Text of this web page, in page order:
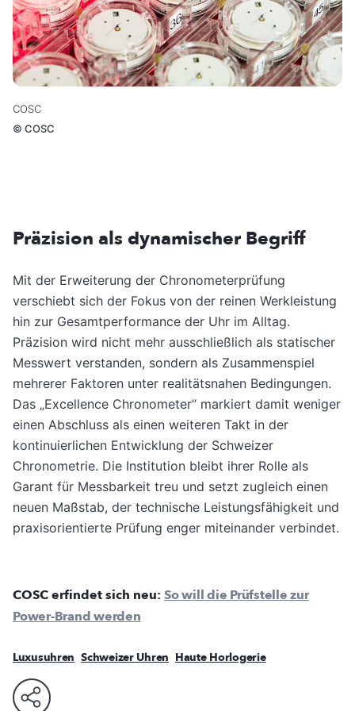
COSC
© COSC
Präzision als dynamischer Begriff
Mit der Erweiterung der Chronometerprüfung
verschiebt sich der Fokus von der reinen Werkleistung
hin zur Gesamtperformance der Uhr im Alltag.
Präzision wird nicht mehr ausschließlich als statischer
Messwert verstanden, sondern als Zusammenspiel
mehrerer Faktoren unter realitätsnahen Bedingungen.
Das „Excellence Chronometer“ markiert damit weniger
einen Abschluss als einen weiteren Takt in der
kontinuierlichen Entwicklung der Schweizer
Chronometrie. Die Institution bleibt ihrer Rolle als
Garant für Messbarkeit treu und setzt zugleich einen
neuen Maßstab, der technische Leistungsfähigkeit und
praxisorientierte Prüfung enger miteinander verbindet.
COSC erfindet sich neu: So will die Prüfstelle zur
Power-Brand werden
Luxusuhren Schweizer Uhren Haute Horlogerie